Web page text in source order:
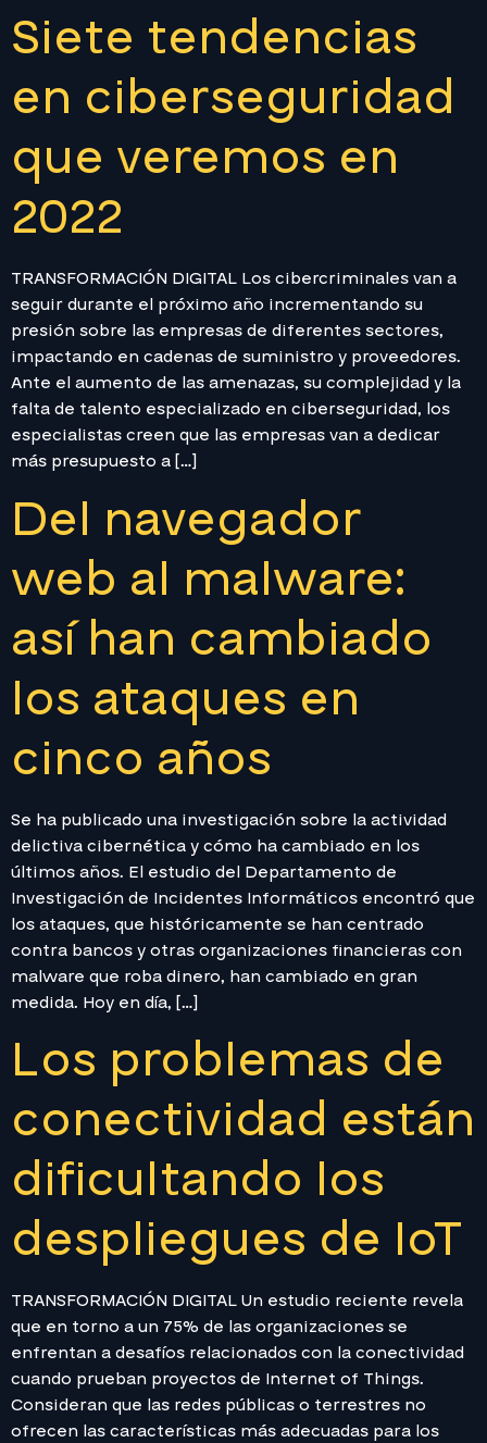
Siete tendencias
en ciberseguridad
que veremos en
2022
TRANSFORMACIÓN DIGITAL Los cibercriminales van a
seguir durante el próximo año incrementando su
presión sobre las empresas de diferentes sectores,
impactando en cadenas de suministro y proveedores.
Ante el aumento de las amenazas, su complejidad y la
falta de talento especializado en ciberseguridad, los
especialistas creen que las empresas van a dedicar
más presupuesto a […]
Del navegador
web al malware:
así han cambiado
los ataques en
cinco años
Se ha publicado una investigación sobre la actividad
delictiva cibernética y cómo ha cambiado en los
últimos años. El estudio del Departamento de
Investigación de Incidentes Informáticos encontró que
los ataques, que históricamente se han centrado
contra bancos y otras organizaciones financieras con
malware que roba dinero, han cambiado en gran
medida. Hoy en día, […]
Los problemas de
conectividad están
dificultando los
despliegues de IoT
TRANSFORMACIÓN DIGITAL Un estudio reciente revela
que en torno a un 75% de las organizaciones se
enfrentan a desafíos relacionados con la conectividad
cuando prueban proyectos de Internet of Things.
Consideran que las redes públicas o terrestres no
ofrecen las características más adecuadas para los